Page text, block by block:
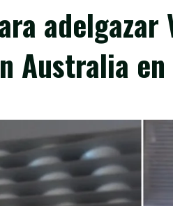
adelgazar
Australia en